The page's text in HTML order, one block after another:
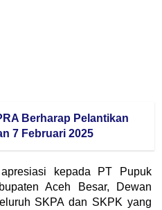
Berharap Pelantikan
7 Februari 2025
kepada PT Pupuk
Aceh Besar, Dewan
SKPA dan SKPK yang